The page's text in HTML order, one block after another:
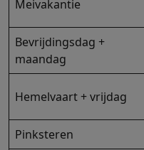
Meivakantie
Bevrijdingsdag +
maandag
Hemelvaart + vrijdag
Pinksteren